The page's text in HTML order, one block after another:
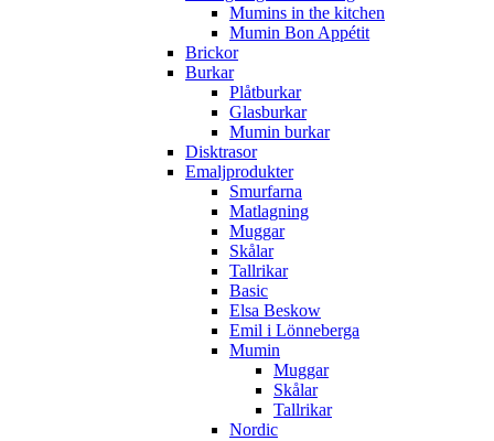
Mumins in the kitchen
Mumin Bon Appétit
Brickor
Burkar
Plåtburkar
Glasburkar
Mumin burkar
Disktrasor
Emaljprodukter
Smurfarna
Matlagning
Muggar
Skålar
Tallrikar
Basic
Elsa Beskow
Emil i Lönneberga
Mumin
Muggar
Skålar
Tallrikar
Nordic